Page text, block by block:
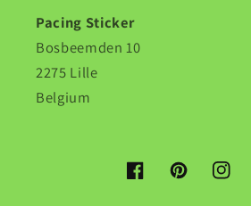
Pacing Sticker
Bosbeemden 10
2275 Lille
Belgium
FacebookPinterest